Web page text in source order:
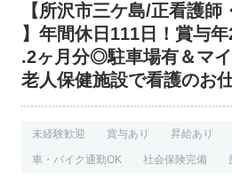
個人情報保護
利用規約
お知らせ
お問い合わ
【所沢市三ケ島/正看護師
】年間休日111日！賞与
.2ヶ月分◎駐車場有＆マ
老人保健施設で看護のお
未経験歓迎 賞与あり 昇給あり
車・バイク通勤OK 社会保険完備